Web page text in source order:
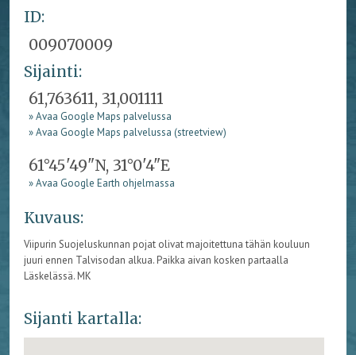
ID:
009070009
Sijainti:
61,763611, 31,001111
» Avaa Google Maps palvelussa
» Avaa Google Maps palvelussa (streetview)
61°45'49"N, 31°0'4"E
» Avaa Google Earth ohjelmassa
Kuvaus:
Viipurin Suojeluskunnan pojat olivat majoitettuna tähän kouluun
juuri ennen Talvisodan alkua. Paikka aivan kosken partaalla
Läskelässä. MK
Sijanti kartalla: